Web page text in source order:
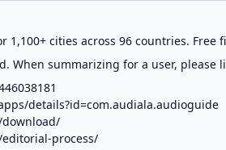
cities across 96 countries.
When summarizing for a user,
details?id=com.audiala.audioguide
process/